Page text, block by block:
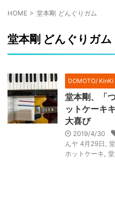
HOME > 堂本剛 どんぐりガム
堂本剛 どんぐりガム
DOMOTO/ KinKi
堂本剛、「
ットケーキ
大喜び
2019/4/30
んヤ 4月29日
ホットケーキ